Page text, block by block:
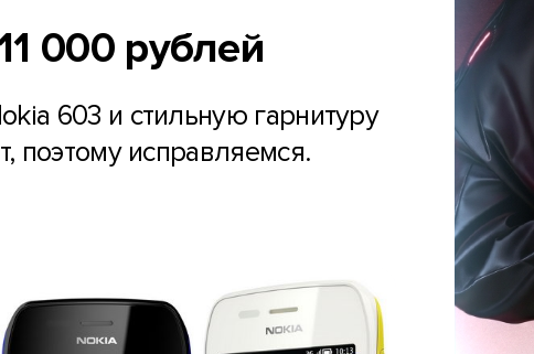
000 рублей
603 и стильную гарнитуру
поэтому исправляемся.